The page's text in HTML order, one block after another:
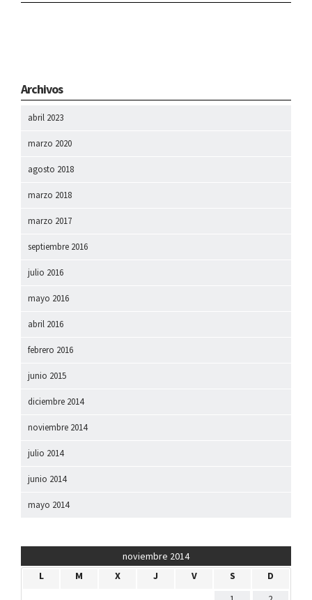
Archivos
abril 2023
marzo 2020
agosto 2018
marzo 2018
marzo 2017
septiembre 2016
julio 2016
mayo 2016
abril 2016
febrero 2016
junio 2015
diciembre 2014
noviembre 2014
julio 2014
junio 2014
mayo 2014
noviembre 2014
L
M X J V S
D